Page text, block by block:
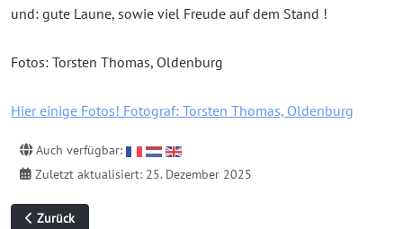
und: gute Laune, sowie viel Freude auf dem Stand !
Fotos: Torsten Thomas, Oldenburg
Hier einige Fotos! Fotograf: Torsten Thomas, Oldenburg
Auch verfügbar:
Zuletzt aktualisiert: 25. Dezember 2025
Vorheriger Beitrag: HusumWind - Windenergiemesse 2012
Zurück